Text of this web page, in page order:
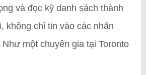
và đọc kỹ danh sách thành
không chỉ tin vào các nhãn
một chuyên gia tại Toronto